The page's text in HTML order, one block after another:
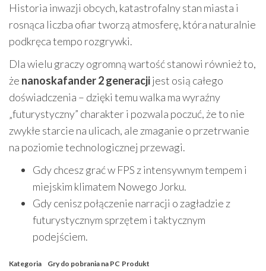
Historia inwazji obcych, katastrofalny stan miasta i
rosnąca liczba ofiar tworzą atmosferę, która naturalnie
podkręca tempo rozgrywki.
Dla wielu graczy ogromną wartość stanowi również to,
że nanoskafander 2 generacjijest osią całego
doświadczenia – dzięki temu walka ma wyraźny
„futurystyczny” charakter i pozwala poczuć, że to nie
zwykłe starcie na ulicach, ale zmaganie o przetrwanie
na poziomie technologicznej przewagi.
Gdy chcesz grać w FPS z intensywnym tempem i
miejskim klimatem Nowego Jorku.
Gdy cenisz połączenie narracji o zagładzie z
futurystycznym sprzętem i taktycznym
podejściem.
Kategoria Gry do pobrania na PC Produkt